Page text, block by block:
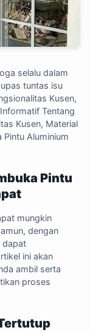
selalu dalam
tuntas isu
Kusen,
Tentang
Kusen, Material
Pintu Aluminium
Pintu
mungkin
dengan
dapat
ini akan
ambil serta
proses